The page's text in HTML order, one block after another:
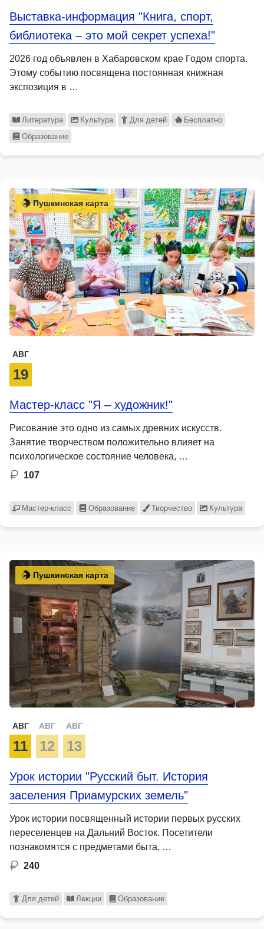
Выставка-информация "Книга, спорт,
библиотека – это мой секрет успеха!"
2026 год объявлен в Хабаровском крае Годом спорта.
Этому событию посвящена постоянная книжная
экспозиция в …
Литература Культура Для детей
Бесплатно
Образование
Пушкинская карта
АВГ
19
Мастер-класс "Я – художник!"
Рисование это одно из самых древних искусств.
Занятие творчеством положительно влияет на
психологическое состояние человека, …
107
Мастер-класс Образование Творчество Культура
Пушкинская карта
АВГ
11
АВГ
12
АВГ
13
Урок истории "Русский быт. История
заселения Приамурских земель"
Урок истории посвященный истории первых русских
переселенцев на Дальний Восток. Посетители
познакомятся с предметами быта, …
240
Для детей Лекции Образование